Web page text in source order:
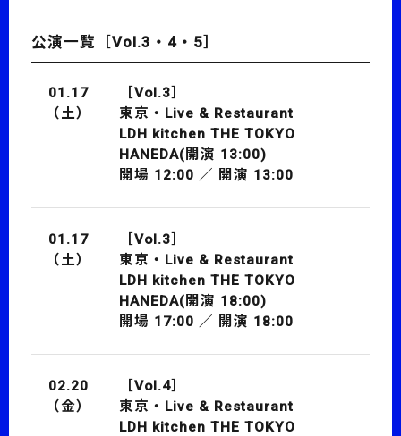
公演一覧［Vol.3・4・5］
01.17
（土）
［Vol.3］
東京・Live & Restaurant
LDH kitchen THE TOKYO
HANEDA(開演 13:00)
開場 12:00 ／ 開演 13:00
01.17
（土）
［Vol.3］
東京・Live & Restaurant
LDH kitchen THE TOKYO
HANEDA(開演 18:00)
開場 17:00 ／ 開演 18:00
02.20
（金）
［Vol.4］
東京・Live & Restaurant
LDH kitchen THE TOKYO